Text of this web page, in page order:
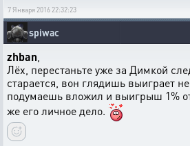
7 Января 2016 22:32:23
spiwac
zhban
Лёх, перестаньте уже за Димкой
старается, вон глядишь выиграет
подумаешь вложил и выигрыш 1%
же его личное дело.